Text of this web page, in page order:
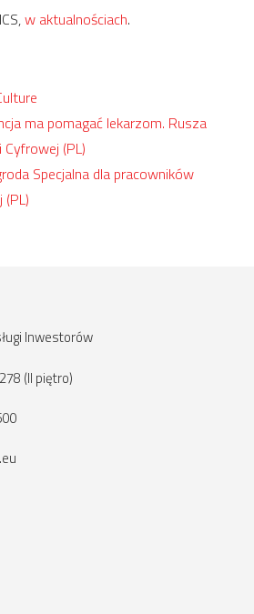
w aktualnościach.
ma pomagać lekarzom. Rusza
(PL)
Specjalna dla pracowników
Inwestorów
(II piętro)